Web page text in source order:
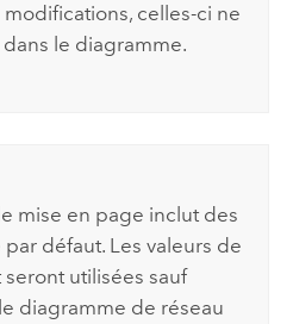
celles-ci ne
le diagramme.
mise en page inclut des
défaut. Les valeurs de
utilisées sauf
diagramme de réseau